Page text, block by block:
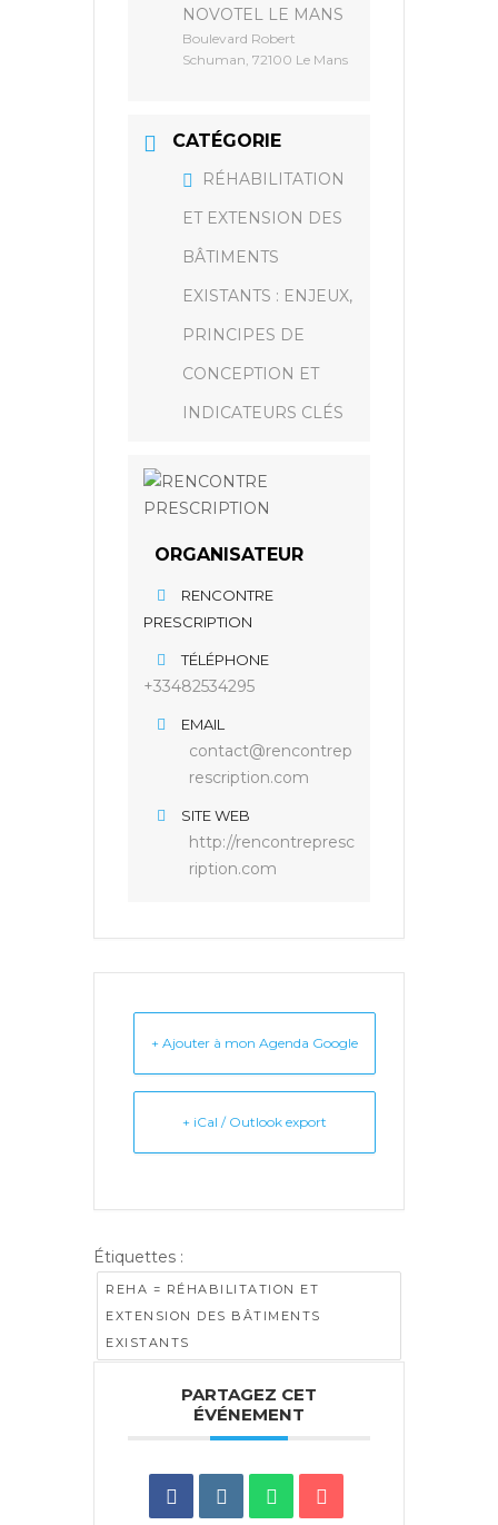
NOVOTEL LE MANS
Boulevard Robert
Schuman, 72100 Le Mans
CATÉGORIE
RÉHABILITATION
ET EXTENSION DES
BÂTIMENTS
EXISTANTS : ENJEUX,
PRINCIPES DE
CONCEPTION ET
INDICATEURS CLÉS
ORGANISATEUR
RENCONTRE
PRESCRIPTION
TÉLÉPHONE
+33482534295
EMAIL
contact@rencontrep
rescription.com
SITE WEB
http://rencontrepresc
ription.com
+ Ajouter à mon Agenda Google
+ iCal / Outlook export
Étiquettes :
REHA = RÉHABILITATION ET
EXTENSION DES BÂTIMENTS
EXISTANTS
PARTAGEZ CET
ÉVÉNEMENT